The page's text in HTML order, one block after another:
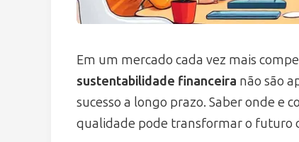
Em um mercado cada vez mais
sustentabilidade financeira não são
sucesso a longo prazo. Saber onde e
qualidade pode transformar o futuro